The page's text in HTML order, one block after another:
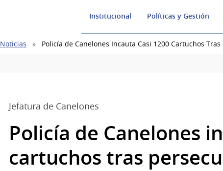
Institucional Políticas y Gestión
Noticias Policía de Canelones Incauta Casi 1200 Cartuchos
Jefatura de Canelones
Policía de Canelones
cartuchos tras